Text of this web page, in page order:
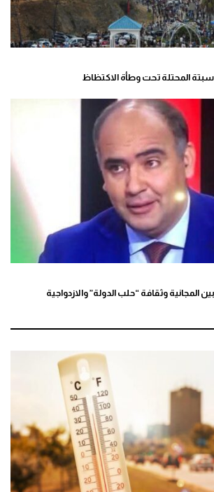
سبتة المحتلة تحت وطأة الاكتظاظ
وثقافة “حلب الدولة” والازدواجية